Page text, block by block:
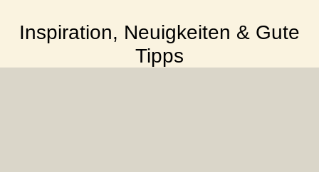
Inspiration, Neuigkeiten & Gute
Tipps